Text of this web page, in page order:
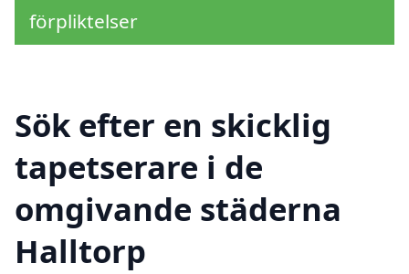
förpliktelser
Sök efter en skicklig
tapetserare i de
omgivande städerna
Halltorp